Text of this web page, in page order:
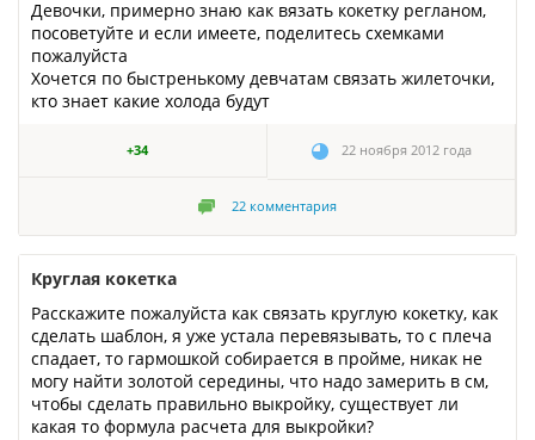
Девочки, примерно знаю как вязать кокетку регланом,
посоветуйте и если имеете, поделитесь схемками
пожалуйста
Хочется по быстренькому девчатам связать жилеточки,
кто знает какие холода будут
+34 22 ноября 2012 года
22 комментария
Круглая кокетка
Расскажите пожалуйста как связать круглую кокетку, как
сделать шаблон, я уже устала перевязывать, то с плеча
спадает, то гармошкой собирается в пройме, никак не
могу найти золотой середины, что надо замерить в см,
чтобы сделать правильно выкройку, существует ли
какая то формула расчета для выкройки?